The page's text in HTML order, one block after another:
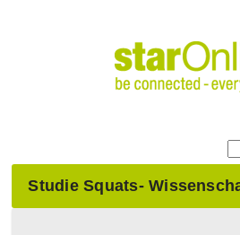
Studie Squats-